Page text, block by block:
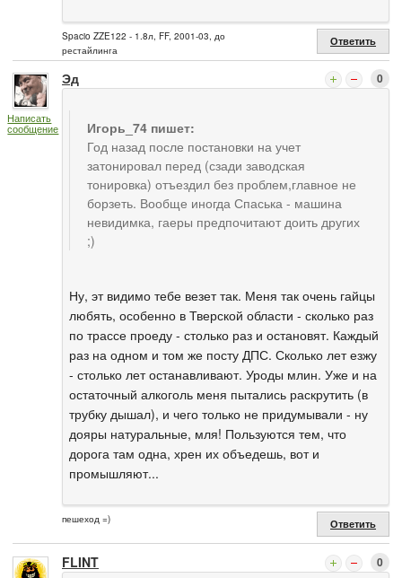
Spacio ZZE122 - 1.8л, FF, 2001-03, до
рестайлинга
Ответить
Написать
сообщение
Эд 0
Игорь_74 пишет:
Год назад после постановки на учет
затонировал перед (сзади заводская
тонировка) отъездил без проблем,главное не
борзеть. Вообще иногда Спаська - машина
невидимка, гаеры предпочитают доить других
;)
Ну, эт видимо тебе везет так. Меня так очень гайцы
любять, особенно в Тверской области - сколько раз
по трассе проеду - столько раз и остановят. Каждый
раз на одном и том же посту ДПС. Сколько лет езжу
- столько лет останавливают. Уроды млин. Уже и на
остаточный алкоголь меня пытались раскрутить (в
трубку дышал), и чего только не придумывали - ну
дояры натуральные, мля! Пользуются тем, что
дорога там одна, хрен их объедешь, вот и
промышляют...
пешеход =) Ответить
FLINT 0